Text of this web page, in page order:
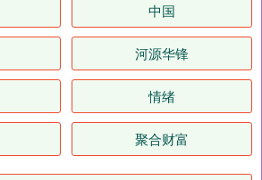
中国
河源华锋
情绪
聚合财富